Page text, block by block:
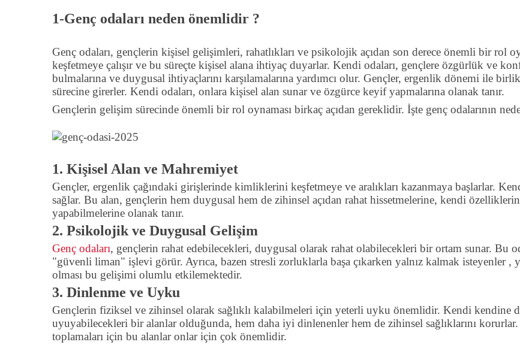
1-Genç odaları neden önemlidir ?
Genç odaları, gençlerin kişisel gelişimleri, rahatlıkları ve psikolojik açıdan son derece önemli bir rol
keşfetmeye çalışır ve bu süreçte kişisel alana ihtiyaç duyarlar. Kendi odaları, gençlere özgürlük ve
bulmalarına ve duygusal ihtiyaçlarını karşılamalarına yardımcı olur. Gençler, ergenlik dönemi ile
sürecine girerler. Kendi odaları, onlara kişisel alan sunar ve özgürce keyif yapmalarına olanak tanır.
Gençlerin gelişim sürecinde önemli bir rol oynaması birkaç açıdan gereklidir. İşte genç odalarının
1. Kişisel Alan ve Mahremiyet
Gençler, ergenlik çağındaki girişlerinde kimliklerini keşfetmeye ve aralıkları kazanmaya başlarlar.
sağlar. Bu alan, gençlerin hem duygusal hem de zihinsel açıdan rahat hissetmelerine, kendi
yapabilmelerine olanak tanır.
2. Psikolojik ve Duygusal Gelişim
Genç odaları, gençlerin rahat edebilecekleri, duygusal olarak rahat olabilecekleri bir ortam sunar.
"güvenli liman" işlevi görür. Ayrıca, bazen stresli zorluklarla başa çıkarken yalnız kalmak isteyenler ,
olması bu gelişimi olumlu etkilemektedir.
3. Dinlenme ve Uyku
Gençlerin fiziksel ve zihinsel olarak sağlıklı kalabilmeleri için yeterli uyku önemlidir. Kendi kendine
uyuyabilecekleri bir alanlar olduğunda, hem daha iyi dinlenenler hem de zihinsel sağlıklarını
toplamaları için bu alanlar onlar için çok önemlidir.